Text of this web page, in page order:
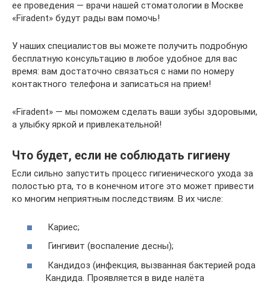
ее проведения — врачи нашей стоматологии в Москве
«Firadent» будут рады вам помочь!
У наших специалистов вы можете получить подробную
бесплатную консультацию в любое удобное для вас
время: вам достаточно связаться с нами по номеру
контактного телефона и записаться на прием!
«Firadent» — мы поможем сделать ваши зубы здоровыми,
а улыбку яркой и привлекательной!
Что будет, если не соблюдать гигиену
Если сильно запустить процесс гигиенического ухода за
полостью рта, то в конечном итоге это может привести
ко многим неприятным последствиям. В их числе:
Кариес;
Гингивит (воспаление десны);
Кандидоз (инфекция, вызванная бактерией рода
Кандида. Проявляется в виде налёта